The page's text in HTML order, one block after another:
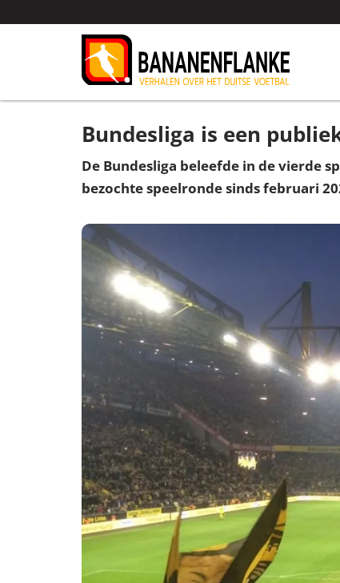
Bundesliga is een
De Bundesliga beleefde in de vierde
bezochte speelronde sinds februari